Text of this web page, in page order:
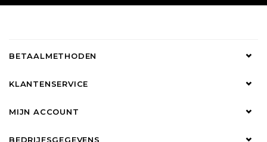
BETAALMETHODEN
KLANTENSERVICE
MIJN ACCOUNT
BEDRIJFSGEGEVENS